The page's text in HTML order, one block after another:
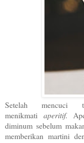
Setelah mencuci
menikmati aperitif.
diminum sebelum
memberikan martini